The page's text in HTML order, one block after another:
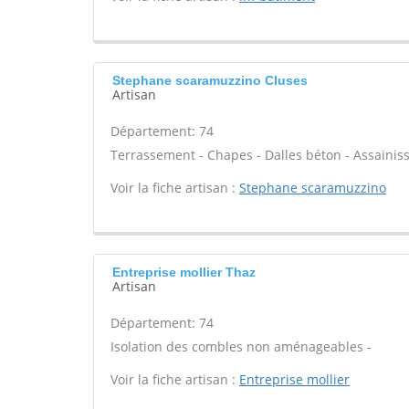
Stephane scaramuzzino Cluses
Artisan
Département: 74
Terrassement - Chapes - Dalles béton -
Voir la fiche artisan : Stephane scaramuzzino
Entreprise mollier Thaz
Artisan
Département: 74
Isolation des combles non aménageables -
Voir la fiche artisan : Entreprise mollier